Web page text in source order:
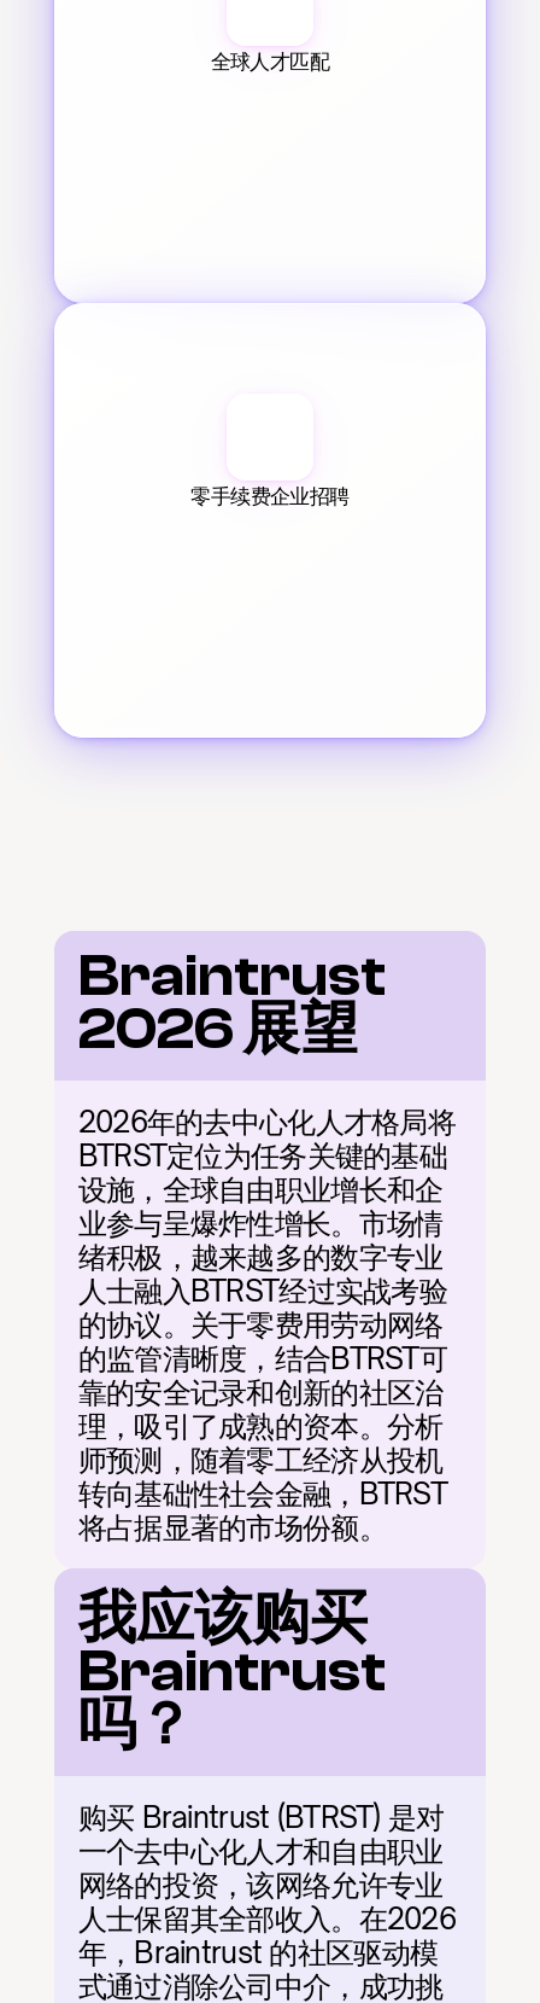
全球人才匹配
零手续费企业招聘
Braintrust
2026 展望
2026年的去中心化人才格局将
BTRST定位为任务关键的基础
设施，全球自由职业增长和企
业参与呈爆炸性增长。市场情
绪积极，越来越多的数字专业
人士融入BTRST经过实战考验
的协议。关于零费用劳动网络
的监管清晰度，结合BTRST可
靠的安全记录和创新的社区治
理，吸引了成熟的资本。分析
师预测，随着零工经济从投机
转向基础性社会金融，BTRST
将占据显著的市场份额。
我应该购买
Braintrust
吗？
购买 Braintrust (BTRST) 是对
一个去中心化人才和自由职业
网络的投资，该网络允许专业
人士保留其全部收入。在2026
年，Braintrust 的社区驱动模
式通过消除公司中介，成功挑